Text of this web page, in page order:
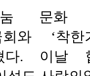
눔 문화
회와 ‘착
다. 이날